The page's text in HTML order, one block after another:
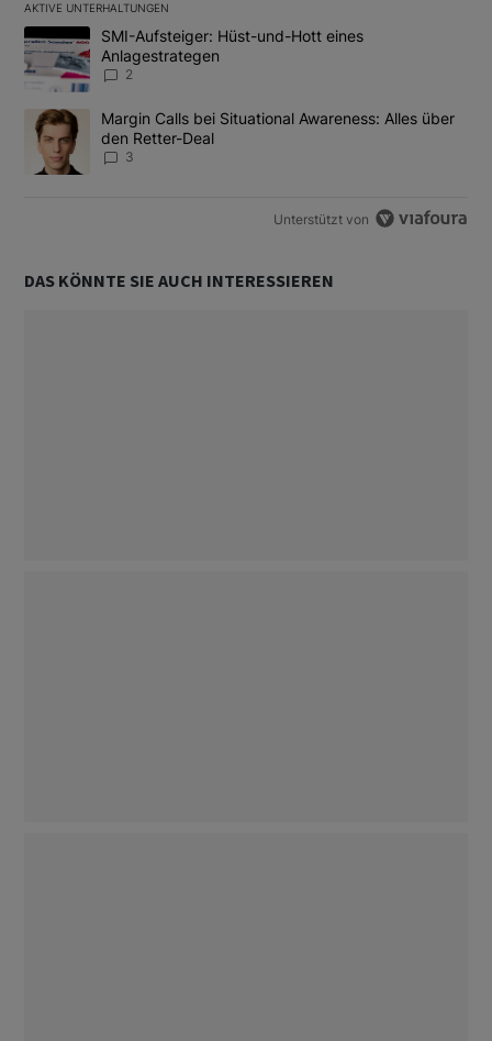
AKTIVE UNTERHALTUNGEN
Das Folgende ist eine Liste der am meisten kommentierten
Ein Trendartikel mit dem Titel "SMI-Aufsteiger: Hüst-und-Hott
SMI-Aufsteiger: Hüst-und-Hott eines
Anlagestrategen
2
Ein Trendartikel mit dem Titel "Margin Calls bei Situational
Margin Calls bei Situational Awareness: Alles über
den Retter-Deal
3
Unterstützt von
DAS KÖNNTE SIE AUCH INTERESSIEREN